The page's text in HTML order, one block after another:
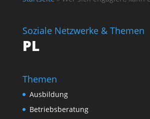
Soziale Netzwerke & Themen
PL
Themen
Ausbildung
Betriebsberatung